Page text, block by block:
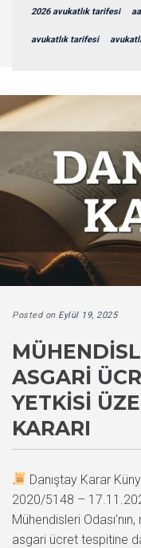
2026 avukatlık tarifesi
avukatlık tarifesi
Posted on Eylül 19, 2025
ASGARI
YETKISI
KARARI
Danıştay Karar
2020/5148 –
Mühendisleri
asgari ücret tespitine